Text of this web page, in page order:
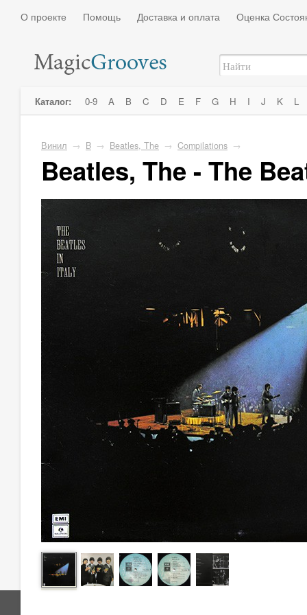
О проекте Помощь Доставка и оплата Оценка
Каталог: 0-9 A B C D E F G H I J K L
Винил → B → Beatles, The → Compilations →
Beatles, The - The